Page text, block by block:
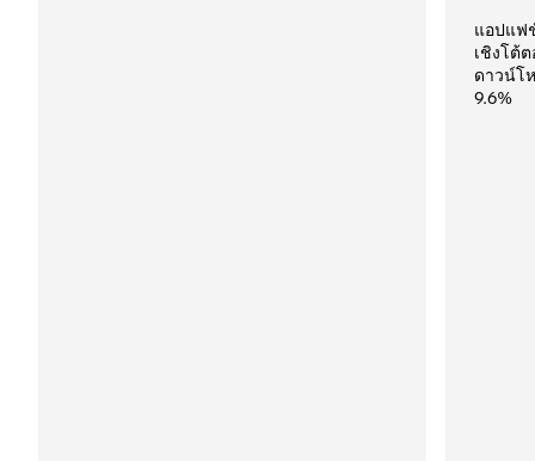
แอปแฟ
เชิงโต้
ดาวน์โ
9.6%